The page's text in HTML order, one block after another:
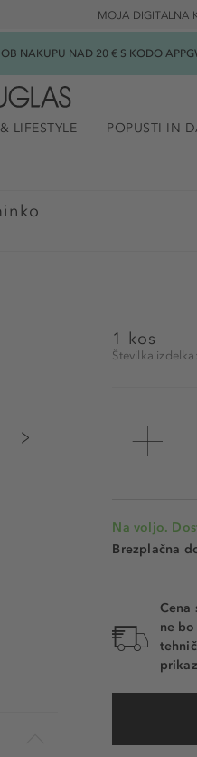
MOJA DIGITALNA
NAKUPU NAD 20 € S KODO
LIFESTYLE POPUSTI IN
1 kos
Številka
Na voljo.
Brezplačna
Cena
ne